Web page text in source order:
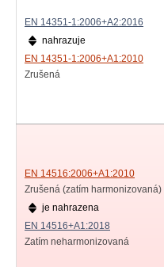
EN 14351-1:2006+A2:2016
nahrazuje
EN 14351-1:2006+A1:2010
Zrušená
EN 14516:2006+A1:2010
Zrušená (zatím harmonizovaná)
je nahrazena
EN 14516+A1:2018
Zatím neharmonizovaná